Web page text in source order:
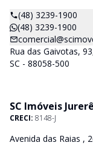
(48) 3239-1900
(48) 3239-1900
Rua das Gaivotas,
SC - 88058-500
SC Imóveis Jurerê
CRECI: 8148-J
Avenida das Raias ,